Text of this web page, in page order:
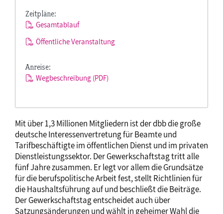
Zeitpläne:
Gesamtablauf
Öffentliche Veranstaltung
Anreise:
Wegbeschreibung (PDF)
Mit über 1,3 Millionen Mitgliedern ist der dbb die große
deutsche Interessenvertretung für Beamte und
Tarifbeschäftigte im öffentlichen Dienst und im privaten
Dienstleistungssektor. Der Gewerkschaftstag tritt alle
fünf Jahre zusammen. Er legt vor allem die Grundsätze
für die berufspolitische Arbeit fest, stellt Richtlinien für
die Haushaltsführung auf und beschließt die Beiträge.
Der Gewerkschaftstag entscheidet auch über
Satzungsänderungen und wählt in geheimer Wahl die